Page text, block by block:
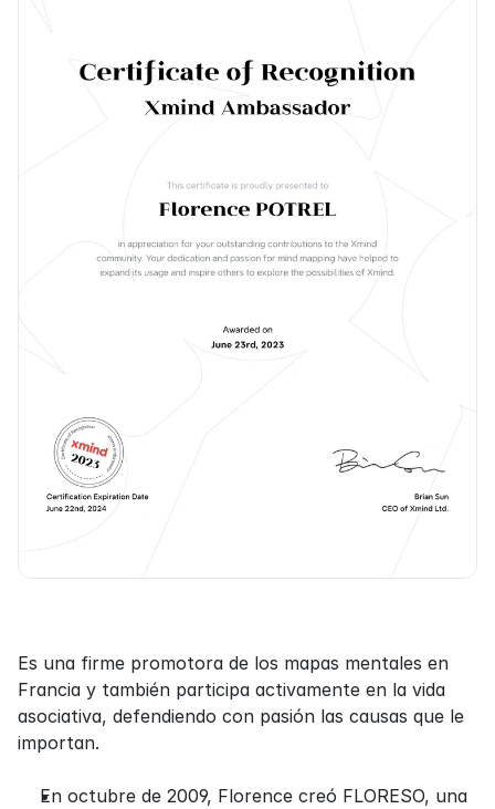
Es una firme promotora de los mapas mentales en
Francia y también participa activamente en la vida
asociativa, defendiendo con pasión las causas que le
importan.
En octubre de 2009, Florence creó FLORESO, una